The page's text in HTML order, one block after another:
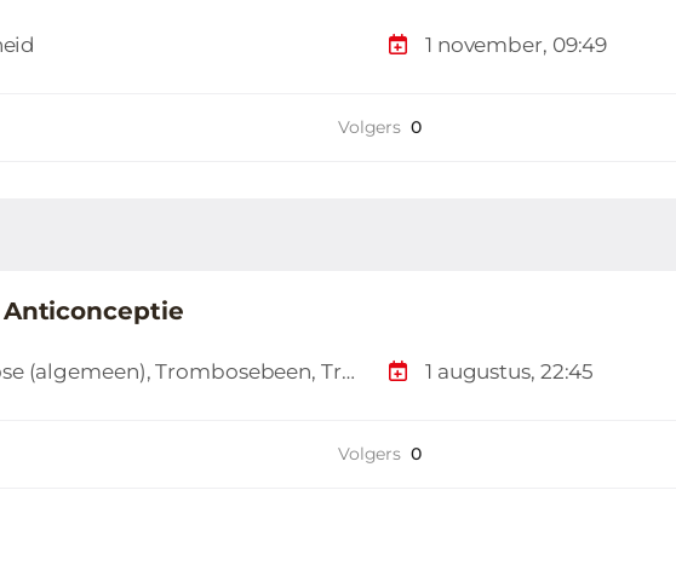
1 november, 09:49
Volgers 0
Trombose (algemeen), Trombosebeen, Trombose en de anticonceptiepil, Erfelijkheid 1 augustus, 22:45
Volgers 0